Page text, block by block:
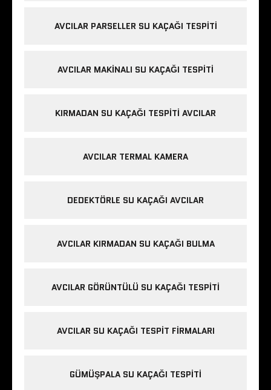
AVCILAR PARSELLER SU KAÇAĞI TESPITI
AVCILAR MAKINALI SU KAÇAĞI TESPITI
KIRMADAN SU KAÇAĞI TESPITI AVCILAR
AVCILAR TERMAL KAMERA
DEDEKTÖRLE SU KAÇAĞI AVCILAR
AVCILAR KIRMADAN SU KAÇAĞI BULMA
AVCILAR GÖRÜNTÜLÜ SU KAÇAĞI TESPITI
AVCILAR SU KAÇAĞI TESPIT FIRMALARI
GÜMÜŞPALA SU KAÇAĞI TESPITI